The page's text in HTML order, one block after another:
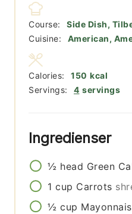
Course:
Side Dish,
Cuisine:
American,
Servings: 4 servings
Calories: 150 kcal
Ingredienser
½ head Green
1 cup Carrots
½ cup